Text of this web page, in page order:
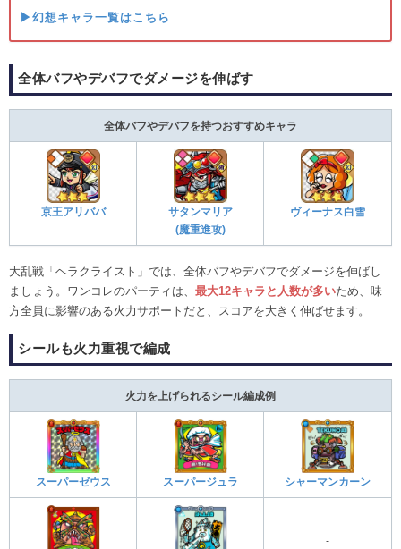
▶幻想キャラ一覧はこちら
全体バフやデバフでダメージを伸ばす
全体バフやデバフを持つおすすめキャラ
京王アリババ
サタンマリア
(魔重進攻)
ヴィーナス白雪
大乱戦「ヘラクライスト」では、全体バフやデバフでダメージを伸ばし
ましょう。ワンコレのパーティは、 最大12キャラと人数が多いため、味
方全員に影響のある火力サポートだと、スコアを大きく伸ばせます。
シールも火力重視で編成
火力を上げられるシール編成例
スーパーゼウス スーパージュラ シャーマンカーン
-